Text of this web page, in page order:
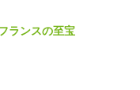
ランスの至宝